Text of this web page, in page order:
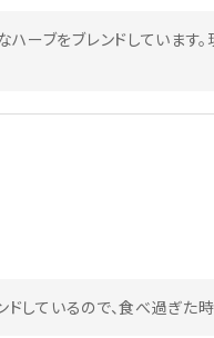
ハーブをブレンドしていま
しているので、食べ過ぎた